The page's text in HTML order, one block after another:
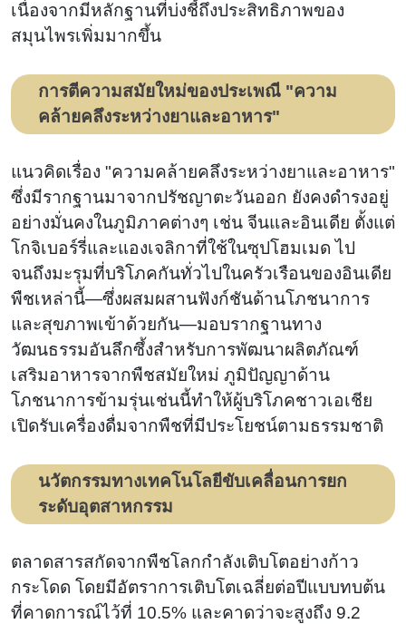
เนื่องจากมีหลักฐานที่บ่งชี้ถึงประสิทธิภาพของ
สมุนไพรเพิ่มมากขึ้น
การตีความสมัยใหม่ของประเพณี "ความ
คล้ายคลึงระหว่างยาและอาหาร"
แนวคิดเรื่อง "ความคล้ายคลึงระหว่างยาและอาหาร"
ซึ่งมีรากฐานมาจากปรัชญาตะวันออก ยังคงดำรงอยู่
อย่างมั่นคงในภูมิภาคต่างๆ เช่น จีนและอินเดีย ตั้งแต่
โกจิเบอร์รี่และแองเจลิกาที่ใช้ในซุปโฮมเมด ไป
จนถึงมะรุมที่บริโภคกันทั่วไปในครัวเรือนของอินเดีย
พืชเหล่านี้—ซึ่งผสมผสานฟังก์ชันด้านโภชนาการ
และสุขภาพเข้าด้วยกัน—มอบรากฐานทาง
วัฒนธรรมอันลึกซึ้งสำหรับการพัฒนาผลิตภัณฑ์
เสริมอาหารจากพืชสมัยใหม่ ภูมิปัญญาด้าน
โภชนาการข้ามรุ่นเช่นนี้ทำให้ผู้บริโภคชาวเอเชีย
เปิดรับเครื่องดื่มจากพืชที่มีประโยชน์ตามธรรมชาติ
นวัตกรรมทางเทคโนโลยีขับเคลื่อนการยก
ระดับอุตสาหกรรม
ตลาดสารสกัดจากพืชโลกกำลังเติบโตอย่างก้าว
กระโดด โดยมีอัตราการเติบโตเฉลี่ยต่อปีแบบทบต้น
ที่คาดการณ์ไว้ที่ 10.5% และคาดว่าจะสูงถึง 9.2